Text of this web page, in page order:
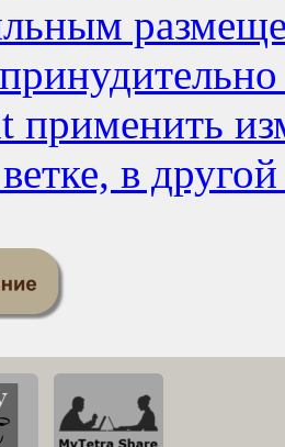
применить
в другой